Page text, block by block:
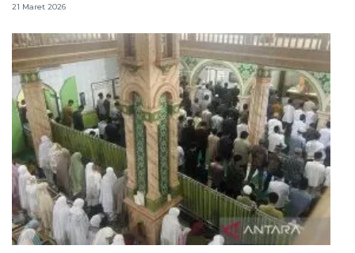
21 Maret 2026
Salat Id digelar di tengah jejak sisa banjir di Agam